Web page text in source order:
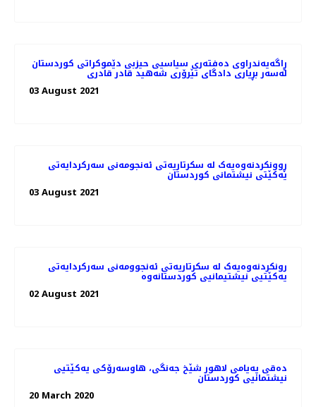
ڕاگەیەندراوی دەفتەری سیاسیی حیزبی دێموکراتی کوردستان
لەسەر بڕیاری دادگای تێرۆری شەهید قادر قادری
03 August 2021
ڕوونکردنەوەیەک لە سکرتاریەتی ئەنجومەنی سەرکردایەتی
یەکێتی نیشتمانی کوردستان
03 August 2021
رونکردنەوەیەک لە سکرتاریەتی ئەنجوومەنی سەرکردایەتی
یەکێتیی نیشتیمانیی کوردستانەوە
02 August 2021
دەقی په‌یامی لاهور شێخ جه‌نگی، هاوسەرۆكی یەكێتیی
نیشتمانیی كوردستان
20 March 2020